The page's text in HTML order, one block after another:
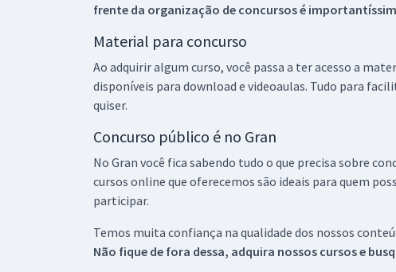
frente da organização de concursos é
Material para concurso
Ao adquirir algum curso, você passa a ter acesso a
disponíveis para download e videoaulas. Tudo para
quiser.
Concurso público é no Gran
No Gran você fica sabendo tudo o que precisa sobre
cursos online que oferecemos são ideais para quem
participar.
Temos muita confiança na qualidade dos nossos
Não fique de fora dessa, adquira nossos cursos e